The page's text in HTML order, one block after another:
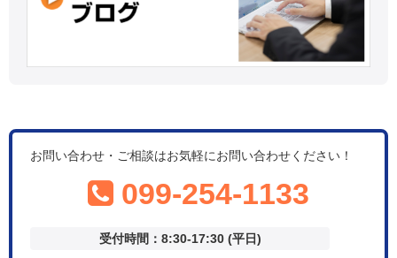
お問い合わせ・ご相談はお気軽にお問い合わせください！
099-254-1133
受付時間：8:30-17:30 (平日)